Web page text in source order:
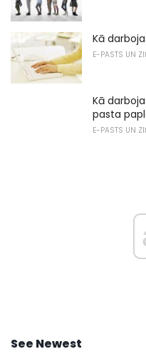
Kā
E-PASTS UN
Kā
pasta
E-PASTS UN
See Newest